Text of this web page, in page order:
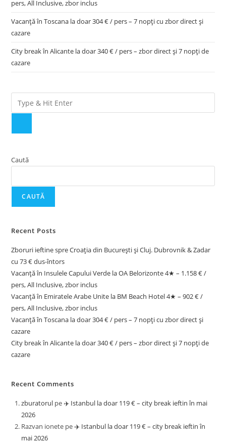
pers, All Inclusive, zbor inclus
Vacanță în Toscana la doar 304 € / pers – 7 nopți cu zbor direct și
cazare
City break în Alicante la doar 340 € / pers – zbor direct și 7 nopți de
cazare
Caută
CAUTĂ
Recent Posts
Zboruri ieftine spre Croația din București și Cluj. Dubrovnik & Zadar
cu 73 € dus-întors
Vacanță în Insulele Capului Verde la OA Belorizonte 4★ – 1.158 € /
pers, All Inclusive, zbor inclus
Vacanță în Emiratele Arabe Unite la BM Beach Hotel 4★ – 902 € /
pers, All Inclusive, zbor inclus
Vacanță în Toscana la doar 304 € / pers – 7 nopți cu zbor direct și
cazare
City break în Alicante la doar 340 € / pers – zbor direct și 7 nopți de
cazare
Recent Comments
zburatorul pe ✈️ Istanbul la doar 119 € – city break ieftin în mai
2026
Razvan ionete pe ✈️ Istanbul la doar 119 € – city break ieftin în
mai 2026